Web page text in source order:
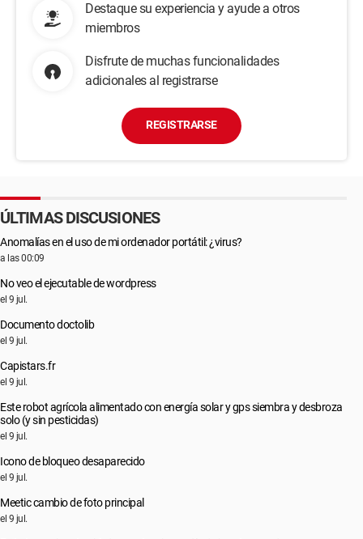
Destaque su experiencia y ayude a otros
miembros
Disfrute de muchas funcionalidades
adicionales al registrarse
REGISTRARSE
ÚLTIMAS DISCUSIONES
Anomalías en el uso de mi ordenador portátil: ¿virus?
a las 00:09
No veo el ejecutable de wordpress
el 9 jul.
Documento doctolib
el 9 jul.
Capistars.fr
el 9 jul.
Este robot agrícola alimentado con energía solar y gps siembra y desbroza
solo (y sin pesticidas)
el 9 jul.
Icono de bloqueo desaparecido
el 9 jul.
Meetic cambio de foto principal
el 9 jul.